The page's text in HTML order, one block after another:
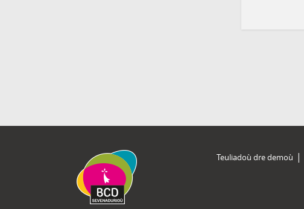
Teuliadoù dre demoù